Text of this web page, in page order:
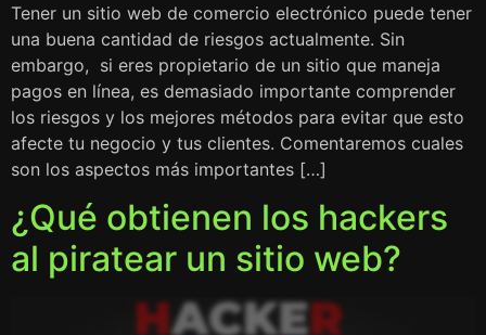
Tener un sitio web de comercio electrónico puede tener
una buena cantidad de riesgos actualmente. Sin
embargo, si eres propietario de un sitio que maneja
pagos en línea, es demasiado importante comprender
los riesgos y los mejores métodos para evitar que esto
afecte tu negocio y tus clientes. Comentaremos cuales
son los aspectos más importantes […]
¿Qué obtienen los hackers
al piratear un sitio web?